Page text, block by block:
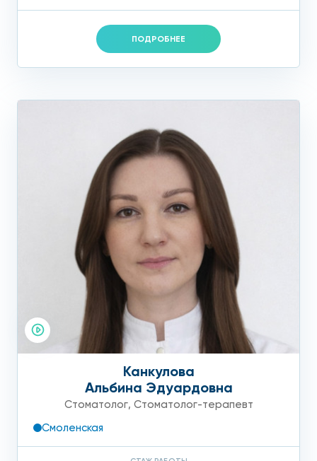
ПОДРОБНЕЕ
Канкулова
Альбина Эдуардовна
Стоматолог, Стоматолог-терапевт
Смоленская